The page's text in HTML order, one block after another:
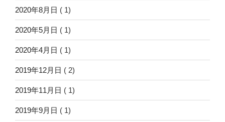
2020年8月日 ( 1)
2020年5月日 ( 1)
2020年4月日 ( 1)
2019年12月日 ( 2)
2019年11月日 ( 1)
2019年9月日 ( 1)